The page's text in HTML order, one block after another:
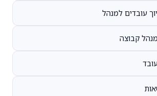
עובדים למנהל
קבוצה